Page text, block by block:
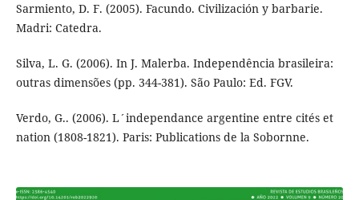
Sarmiento, D. F. (2005). Facundo. Civilización y barbarie.
Madri: Catedra.
Silva, L. G. (2006). In J. Malerba. Independência brasileira:
outras dimensões (pp. 344-381). São Paulo: Ed. FGV.
Verdo, G.. (2006). L´independance argentine entre cités et
nation (1808-1821). Paris: Publications de la Sobornne.